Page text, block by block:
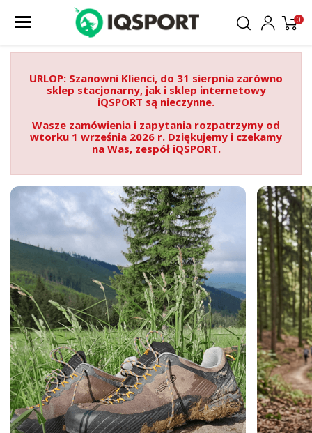
0
URLOP: Szanowni Klienci, do 31 sierpnia zarówno
sklep stacjonarny, jak i sklep internetowy
iQSPORT są nieczynne.
Wasze zamówienia i zapytania rozpatrzymy od
wtorku 1 września 2026 r. Dziękujemy i czekamy
na Was, zespół iQSPORT.